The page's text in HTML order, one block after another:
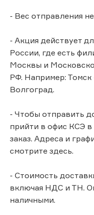
- Вес отправления
- Акция действует
России, где есть
Москвы и
РФ. Например: Томск
Волгоград.
- Чтобы отправить
прийти в офис КСЭ
заказ. Адреса и
смотрите здесь.
- Стоимость
включая НДС и ТН.
наличными.